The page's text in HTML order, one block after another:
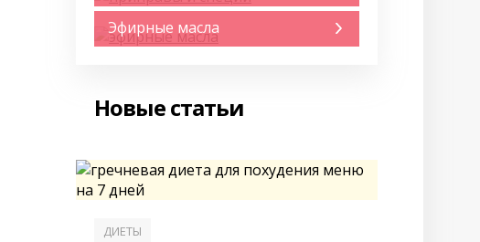
Эфирные масла
Новые статьи
ДИЕТЫ